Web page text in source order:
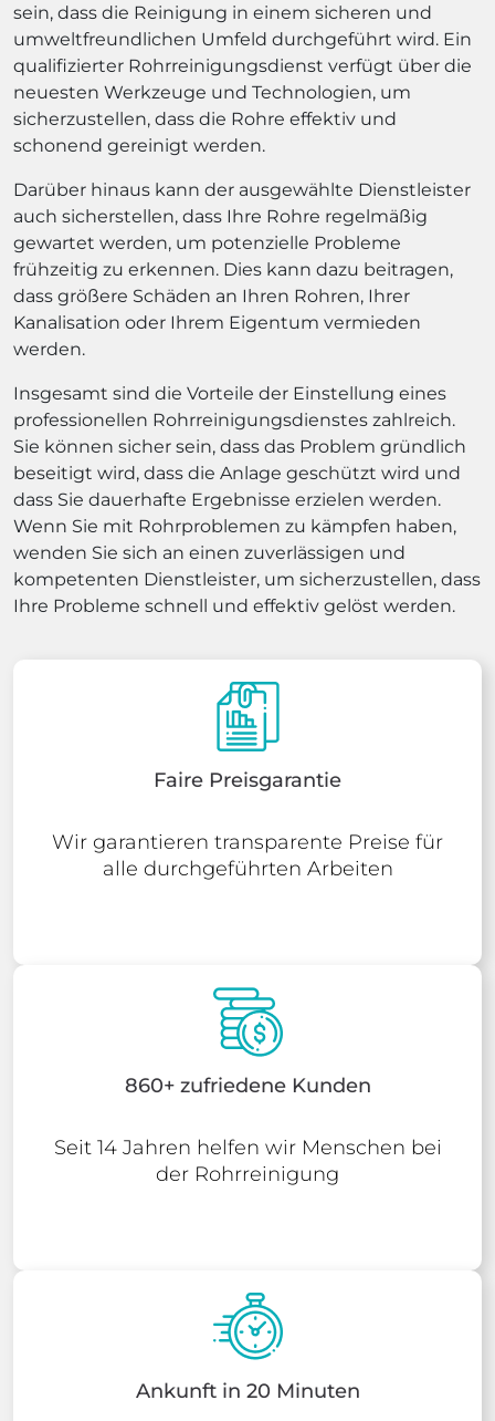
sein, dass die Reinigung in einem sicheren und
umweltfreundlichen Umfeld durchgeführt wird. Ein
qualifizierter Rohrreinigungsdienst verfügt über die
neuesten Werkzeuge und Technologien, um
sicherzustellen, dass die Rohre effektiv und
schonend gereinigt werden.
Darüber hinaus kann der ausgewählte Dienstleister
auch sicherstellen, dass Ihre Rohre regelmäßig
gewartet werden, um potenzielle Probleme
frühzeitig zu erkennen. Dies kann dazu beitragen,
dass größere Schäden an Ihren Rohren, Ihrer
Kanalisation oder Ihrem Eigentum vermieden
werden.
Insgesamt sind die Vorteile der Einstellung eines
professionellen Rohrreinigungsdienstes zahlreich.
Sie können sicher sein, dass das Problem gründlich
beseitigt wird, dass die Anlage geschützt wird und
dass Sie dauerhafte Ergebnisse erzielen werden.
Wenn Sie mit Rohrproblemen zu kämpfen haben,
wenden Sie sich an einen zuverlässigen und
kompetenten Dienstleister, um sicherzustellen, dass
Ihre Probleme schnell und effektiv gelöst werden.
Faire Preisgarantie
Wir garantieren transparente Preise für
alle durchgeführten Arbeiten
860+ zufriedene Kunden
Seit 14 Jahren helfen wir Menschen bei
der Rohrreinigung
Ankunft in 20 Minuten